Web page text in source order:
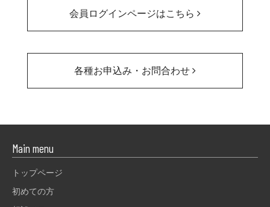
会員ログインページはこちら
各種お申込み・お問合わせ
Main menu
トップページ
初めての方